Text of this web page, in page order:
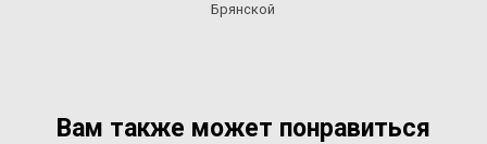
Брянской
Вам также может понравиться